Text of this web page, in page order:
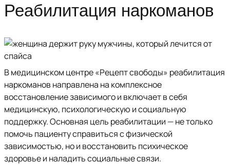
Реабилитация наркоманов
В медицинском центре «Рецепт свободы» реабилитация
наркоманов направлена на комплексное
восстановление зависимого и включает в себя
медицинскую, психологическую и социальную
поддержку. Основная цель реабилитации — не только
помочь пациенту справиться с физической
зависимостью, но и восстановить психическое
здоровье и наладить социальные связи.